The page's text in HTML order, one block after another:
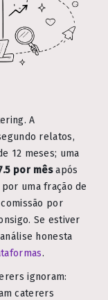
A
relatos,
12 meses; uma
por mêsapós
uma fração de
por
Se estiver
honesta
.
ignoram:
caterers